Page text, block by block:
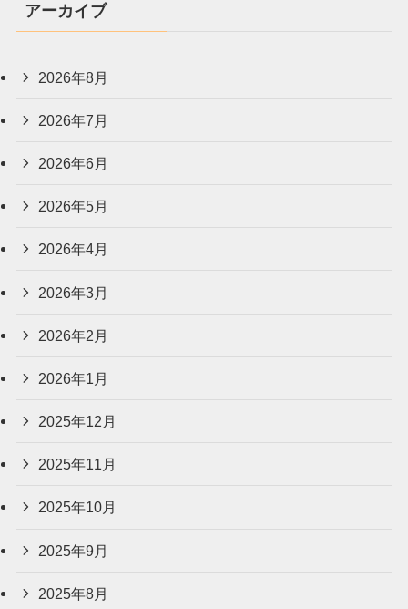
アーカイブ
2026年8月
2026年7月
2026年6月
2026年5月
2026年4月
2026年3月
2026年2月
2026年1月
2025年12月
2025年11月
2025年10月
2025年9月
2025年8月